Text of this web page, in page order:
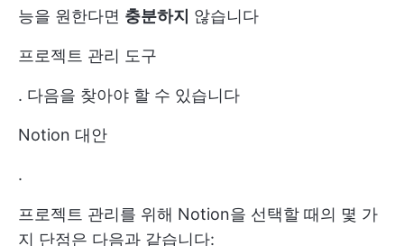
능을 원한다면 충분하지 않습니다
프로젝트 관리 도구
. 다음을 찾아야 할 수 있습니다
Notion 대안
.
프로젝트 관리를 위해 Notion을 선택할 때의 몇 가
지 단점은 다음과 같습니다: